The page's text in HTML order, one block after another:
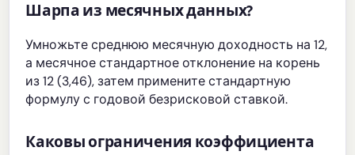
Шарпа из месячных данных?
Умножьте среднюю месячную доходность на 12,
а месячное стандартное отклонение на корень
из 12 (3,46), затем примените стандартную
формулу с годовой безрисковой ставкой.
Каковы ограничения коэффициента